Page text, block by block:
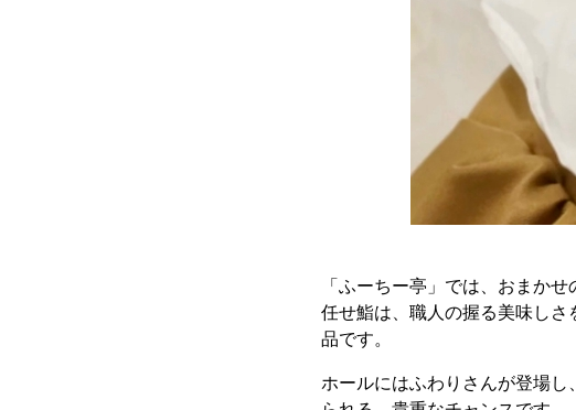
「ふーちー亭」では、おまか
任せ鮨は、職人の握る美味し
品です。
ホールにはふわりさんが登場